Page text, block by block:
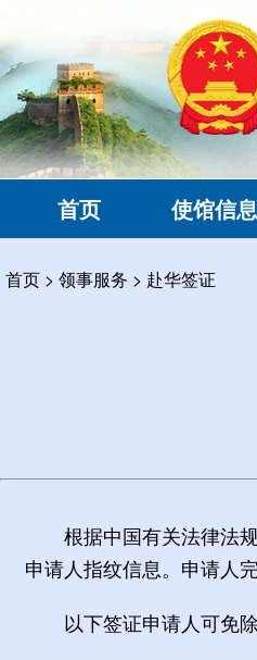
首页 使馆信息
首页 > 领事服务 > 赴华签证
根据中国有关法律法
申请人指纹信息。申请人
以下签证申请人可免除